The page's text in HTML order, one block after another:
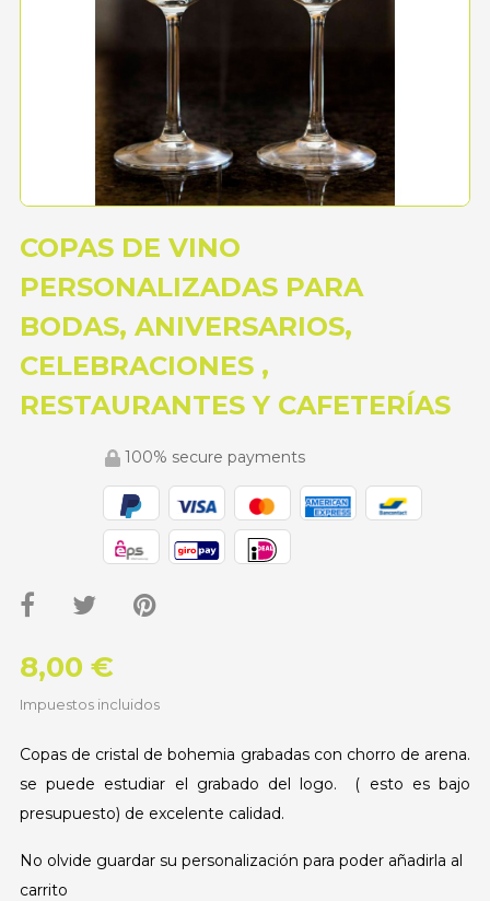
COPAS DE VINO
PERSONALIZADAS PARA
BODAS, ANIVERSARIOS,
CELEBRACIONES ,
RESTAURANTES Y CAFETERÍAS
100% secure payments
8,00 €
Impuestos incluidos
Copas de cristal de bohemia grabadas con chorro de arena.
se puede estudiar el grabado del logo. ( esto es bajo
presupuesto) de excelente calidad.
No olvide guardar su personalización para poder añadirla al
carrito